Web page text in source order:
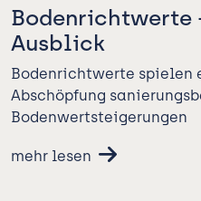
Bodenrichtwerte
Ausblick
Bodenrichtwerte spielen
Abschöpfung
Bodenwertsteigerungen
mehr lesen